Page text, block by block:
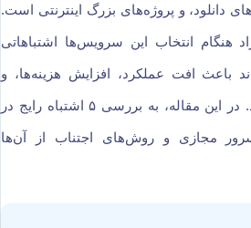
دانلود، و پروژه‌های بزرگ اینترنتی است.
هنگام انتخاب این سرویس‌ها اشتباهاتی
باعث افت عملکرد، افزایش هزینه‌ها، و
کاهش رضایت کاربران شود. در این مقاله، به بررسی ۵ اشتباه رایج در
مجازی و روش‌های اجتناب از آن‌ها